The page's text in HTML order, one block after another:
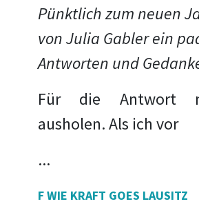
Pünktlich zum neuen
von Julia Gabler ein
Antworten und
Für die Antwort
ausholen. Als ich vor
...
F WIE KRAFT GOES LAUSITZ